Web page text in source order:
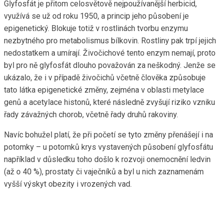
Glyfosfát je přitom celosvětově nejpoužívanější herbicid,
využívá se už od roku 1950, a princip jeho působení je
epigenetický. Blokuje totiž v rostlinách tvorbu enzymu
nezbytného pro metabolismus bílkovin. Rostliny pak trpí jejich
nedostatkem a umírají. Živočichové tento enzym nemají, proto
byl pro ně glyfosfát dlouho považován za neškodný. Jenže se
ukázalo, že i v případě živočichů včetně člověka způsobuje
tato látka epigenetické změny, zejména v oblasti metylace
genů a acetylace histonů, které následně zvyšují riziko vzniku
řady závažných chorob, včetně řady druhů rakoviny.
Navíc bohužel platí, že při početí se tyto změny přenášejí i na
potomky – u potomků krys vystavených působení glyfosfátu
například v důsledku toho došlo k rozvoji onemocnění ledvin
(až o 40 %), prostaty či vaječníků a byl u nich zaznamenám
vyšší výskyt obezity i vrozených vad.